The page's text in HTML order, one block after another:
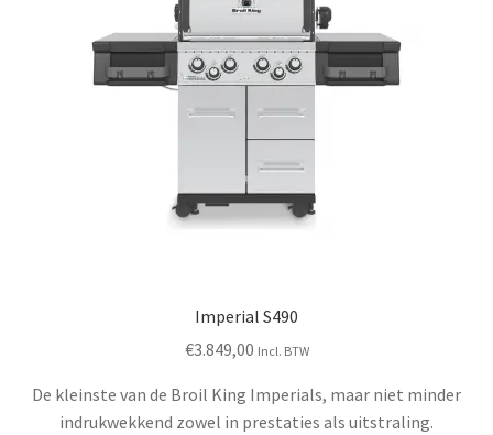
Imperial S490
€3.849,00 Incl. BTW
De kleinste van de Broil King Imperials, maar niet minder
indrukwekkend zowel in prestaties als uitstraling.